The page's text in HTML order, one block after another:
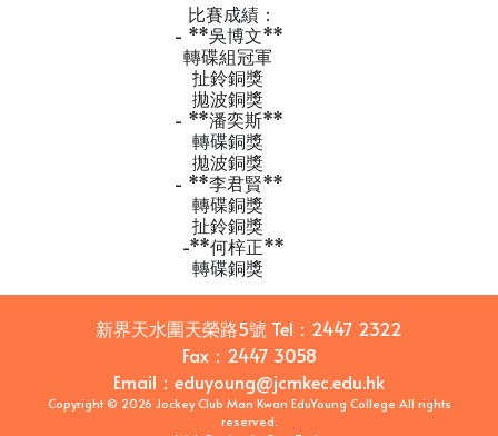
比賽成績：
- **吳博文**
轉碟組冠軍
扯鈴銅獎
拋波銅獎
- **潘奕斯**
轉碟銅獎
拋波銅獎
- **李君賢**
轉碟銅獎
扯鈴銅獎
-**何梓正**
轉碟銅獎
新界天水圍天榮路5號 Tel： 2447 2322
Fax： 2447 3058
Email ： eduyoung@jcmkec.edu.hk
Copyright © 2026 Jockey Club Man Kwan EduYoung College All rights
reserved.